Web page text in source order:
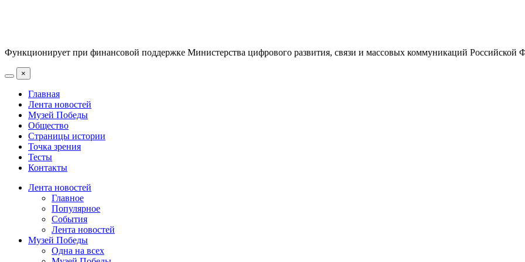
Функционирует при финансовой поддержке Министерства цифрового развития, связи и массовых коммуникаций Российской
×
Главная
Лента новостей
Музей Победы
Общество
Страницы истории
Точка зрения
Тесты
Контакты
Лента новостей
Главное
Популярное
События
Лента новостей
Музей Победы
Одна на всех